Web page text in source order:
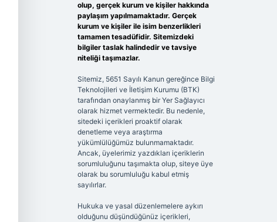
olup, gerçek kurum ve kişiler hakkında
paylaşım yapılmamaktadır. Gerçek
kurum ve kişiler ile isim benzerlikleri
tamamen tesadüfidir. Sitemizdeki
bilgiler taslak halindedir ve tavsiye
niteliği taşımazlar.
Sitemiz, 5651 Sayılı Kanun gereğince Bilgi
Teknolojileri ve İletişim Kurumu (BTK)
tarafından onaylanmış bir Yer Sağlayıcı
olarak hizmet vermektedir. Bu nedenle,
sitedeki içerikleri proaktif olarak
denetleme veya araştırma
yükümlülüğümüz bulunmamaktadır.
Ancak, üyelerimiz yazdıkları içeriklerin
sorumluluğunu taşımakta olup, siteye üye
olarak bu sorumluluğu kabul etmiş
sayılırlar.
Hukuka ve yasal düzenlemelere aykırı
olduğunu düşündüğünüz içerikleri,